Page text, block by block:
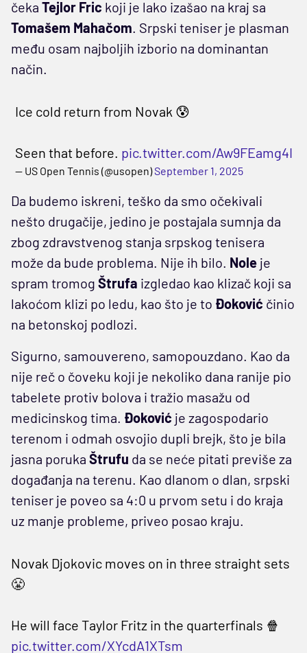
čeka Tejlor Fric koji je lako izašao na kraj sa
Tomašem Mahačom. Srpski teniser je plasman
među osam najboljih izborio na dominantan
način.
Ice cold return from Novak 😰
Seen that before. pic.twitter.com/Aw9FEamg4I
— US Open Tennis (@usopen)September 1, 2025
Da budemo iskreni, teško da smo očekivali
nešto drugačije, jedino je postajala sumnja da
zbog zdravstvenog stanja srpskog tenisera
može da bude problema. Nije ih bilo. Nole je
spram tromog Štrufa izgledao kao klizač koji sa
lakoćom klizi po ledu, kao što je to Đoković činio
na betonskoj podlozi.
Sigurno, samouvereno, samopouzdano. Kao da
nije reč o čoveku koji je nekoliko dana ranije pio
tabelete protiv bolova i tražio masažu od
medicinskog tima. Đoković je zagospodario
terenom i odmah osvojio dupli brejk, što je bila
jasna poruka Štrufu da se neće pitati previše za
događanja na terenu. Kao dlanom o dlan, srpski
teniser je poveo sa 4:0 u prvom setu i do kraja
uz manje probleme, priveo posao kraju.
Novak Djokovic moves on in three straight sets
😤
He will face Taylor Fritz in the quarterfinals 🍿
pic.twitter.com/XYcdA1XTsm